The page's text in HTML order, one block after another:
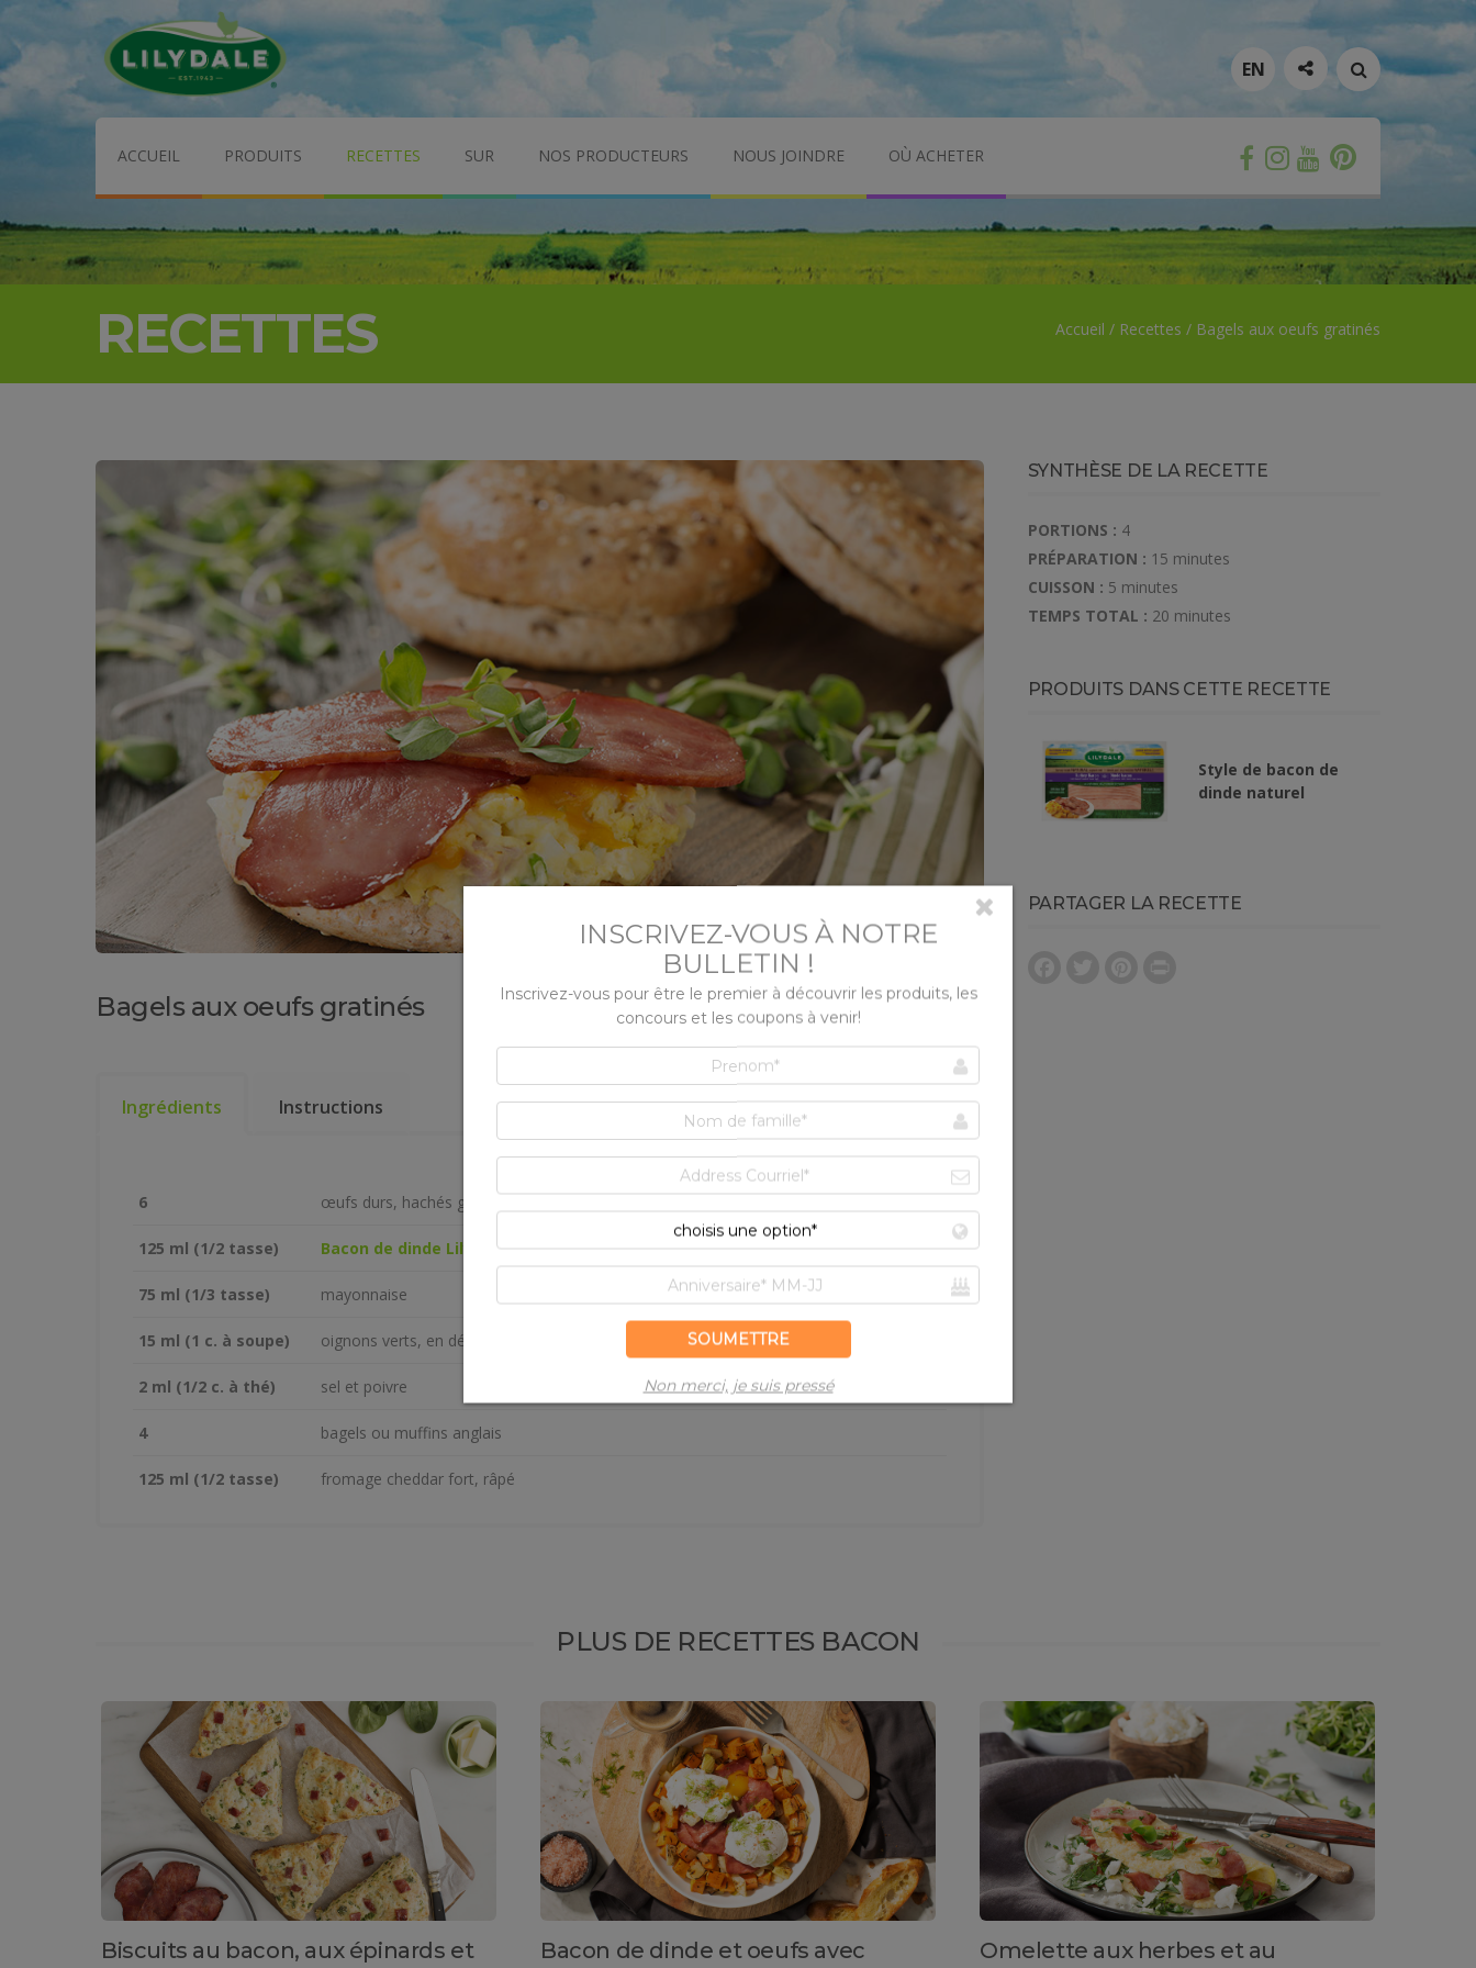
ACCUEIL PRODUITS RECETTES SUR NOS PRODUCTEURS NOUS JOINDRE OÙ ACHETER Facebook
Instagram
YouTubePinterest
EN RECHERCHER
RECETTES Accueil / Recettes / Bagels aux oeufs gratinés
Bagels aux oeufs gratinés
Ingrédients Instructions
6 œufs durs, hachés grossièrement
125 ml (1/2 tasse) Bacon de dinde Lilydale
75 ml (1/3 tasse) mayonnaise
15 ml (1 c. à soupe) oignons verts, en dés
2 ml (1/2 c. à thé) sel et poivre
4 bagels ou muffins anglais
125 ml (1/2 tasse) fromage cheddar fort, râpé
SYNTHÈSE DE LA RECETTE
PORTIONS : 4
PRÉPARATION : 15 minutes
CUISSON : 5 minutes
TEMPS TOTAL : 20 minutes
PRODUITS DANS CETTE RECETTE
Style de bacon de
dinde naturel
PARTAGER LA RECETTE
PLUS DE RECETTES BACON
Biscuits au bacon, aux épinards et
Bacon de dinde et oeufs avec
Omelette aux herbes et au